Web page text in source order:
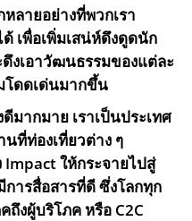
ลายอย่างที่พวกเรา
เพื่อเพิ่มเสน่ห์ดึงดูดนัก
งเอาวัฒนธรรมของแต่ละ
โดดเด่นมากขึ้น
มากมาย เราเป็นประเทศ
ที่ท่องเที่ยวต่าง ๆ
Impact ให้กระจายไปสู่
ารสื่อสารที่ดี ซึ่งโลกทุก
งผู้บริโภค หรือ C2C